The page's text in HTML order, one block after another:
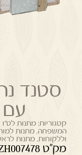
סטנד
עם
קטגוריות: מתנות לט"ו בשבט 2026
המשפחה,מתנות
וללקוחות,מתנות
מק"ט ZH007478